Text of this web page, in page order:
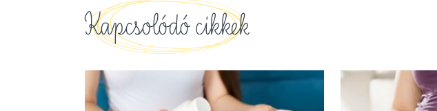
Kapcsolódó cikkek